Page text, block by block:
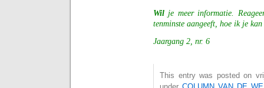
Wil je meer informatie.
tenminste aangeeft, hoe ik je kan
Jaargang 2, nr. 6
This entry was posted on